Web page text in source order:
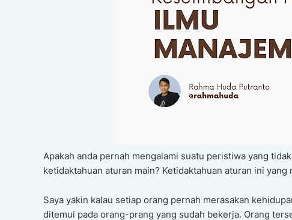
Apakah anda pernah mengalami suatu peristiwa yang
ketidaktahuan aturan main? Ketidaktahuan aturan ini
Saya yakin kalau setiap orang pernah merasakan
ditemui pada orang-prang yang sudah bekerja. Orang